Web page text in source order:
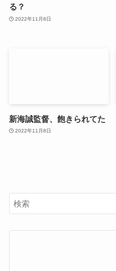
る？
2022年11月8日
新海誠監督、飽きられてた
2022年11月8日